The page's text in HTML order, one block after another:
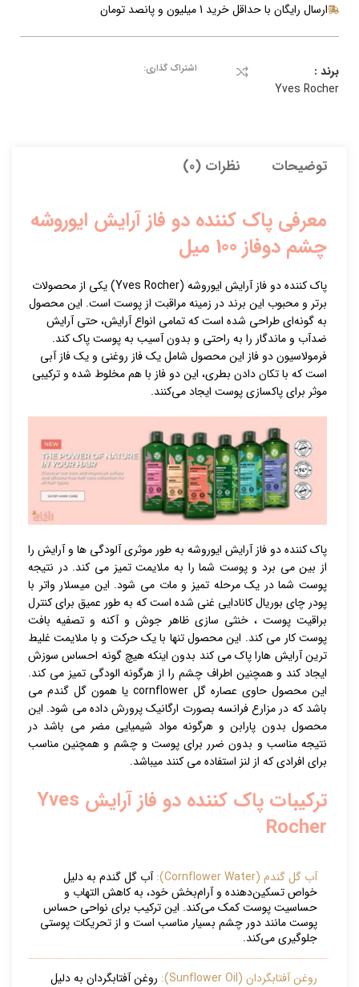
ارسال رایگان با حداقل خرید 1 میلیون و پانصد تومان
برند :
Yves Rocher
اشتراک گذاری:
توضیحات نظرات (0)
معرفی پاک کننده دو فاز آرایش ایوروشه
چشم دوفاز 100 میل
پاک کننده دو فاز آرایش ایوروشه (Yves Rocher) یکی از محصولات
برتر و محبوب این برند در زمینه مراقبت از پوست است. این محصول
به گونه‌ای طراحی شده است که تمامی انواع آرایش، حتی آرایش
ضدآب و ماندگار را به راحتی و بدون آسیب به پوست پاک کند.
فرمولاسیون دو فاز این محصول شامل یک فاز روغنی و یک فاز آبی
است که با تکان دادن بطری، این دو فاز با هم مخلوط شده و ترکیبی
موثر برای پاکسازی پوست ایجاد می‌کنند.
پاک کننده دو فاز آرایش ایوروشه به طور موثری آلودگی ها و آرایش را
از بین می برد و پوست شما را به ملایمت تمیز می کند. در نتیجه
پوست شما در یک مرحله تمیز و مات می شود. این میسلار واتر با
پودر چای بوریال کانادایی غنی شده است که به طور عمیق برای کنترل
براقیت پوست ، خنثی سازی ظاهر جوش و آکنه و تصفیه بافت
پوست کار می کند. این محصول تنها با یک حرکت و با ملایمت غلیط
ترین آرایش هارا پاک می کند بدون اینکه هیچ گونه احساس سوزش
ایجاد کند و همچنین اطراف چشم را از هرگونه الودگی تمیز می کند.
این محصول حاوی عصاره گل cornflower یا همون گل گندم می
باشد که در مزارع فرانسه بصورت ارگانیک پرورش داده می شود. این
محصول بدون پارابن و هرگونه مواد شیمیایی مضر می باشد در
نتیجه مناسب و بدون ضرر برای پوست و چشم و همچنین مناسب
برای افرادی که از لنز استفاده می کنند میباشد.
ترکیبات
پاک کننده دو فاز آرایش Yves
Rocher
آب گل گندم (Cornflower Water):
آب گل گندم به دلیل
خواص تسکین‌دهنده و آرام‌بخش خود، به کاهش التهاب و
حساسیت پوست کمک می‌کند. این ترکیب برای نواحی حساس
پوست مانند دور چشم بسیار مناسب است و از تحریکات پوستی
جلوگیری می‌کند.
روغن آفتابگردان (Sunflower Oil):
روغن آفتابگردان به دلیل